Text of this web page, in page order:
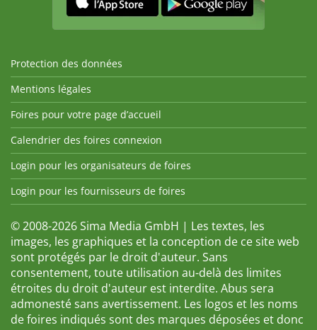
Protection des données
Mentions légales
Foires pour votre page d’accueil
Calendrier des foires connexion
Login pour les organisateurs de foires
Login pour les fournisseurs de foires
© 2008-2026 Sima Media GmbH | Les textes, les
images, les graphiques et la conception de ce site web
sont protégés par le droit d'auteur. Sans
consentement, toute utilisation au-delà des limites
étroites du droit d'auteur est interdite. Abus sera
admonesté sans avertissement. Les logos et les noms
de foires indiqués sont des marques déposées et donc